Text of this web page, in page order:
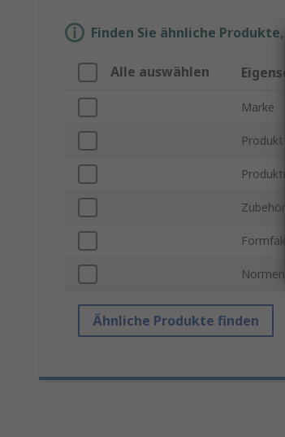
Finden Sie ähnliche
Alle auswählen
Marke
Ähnliche Produkte finden